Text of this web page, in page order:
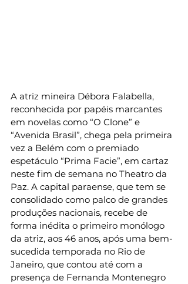
A atriz mineira Débora Falabella,
reconhecida por papéis marcantes
em novelas como “O Clone” e
“Avenida Brasil”, chega pela primeira
vez a Belém com o premiado
espetáculo “Prima Facie”, em cartaz
neste fim de semana no Theatro da
Paz. A capital paraense, que tem se
consolidado como palco de grandes
produções nacionais, recebe de
forma inédita o primeiro monólogo
da atriz, aos 46 anos, após uma bem-
sucedida temporada no Rio de
Janeiro, que contou até com a
presença de Fernanda Montenegro